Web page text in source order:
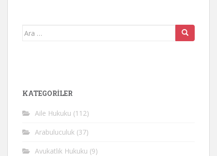
Arama
KATEGORİLER
Aile Hukuku (112)
Arabuluculuk (37)
Avukatlık Hukuku (9)